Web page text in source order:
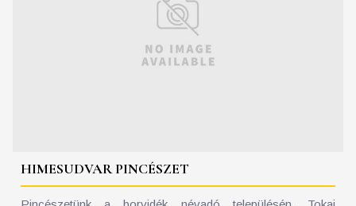
HIMESUDVAR PINCÉSZET